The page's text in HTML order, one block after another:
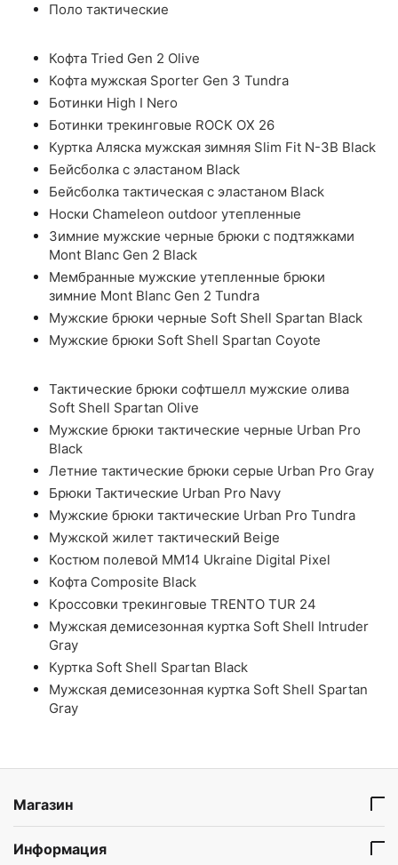
Поло тактические
Кофта Tried Gen 2 Olive
Кофта мужская Sporter Gen 3 Tundra
Ботинки High I Nero
Ботинки трекинговые ROCK OX 26
Куртка Аляска мужская зимняя Slim Fit N-3B Black
Бейсболка с эластаном Black
Бейсболка тактическая с эластаном Black
Носки Chameleon outdoor утепленные
Зимние мужские черные брюки с подтяжками
Mont Blanc Gen 2 Black
Мембранные мужские утепленные брюки
зимние Mont Blanc Gen 2 Tundra
Мужские брюки черные Soft Shell Spartan Black
Мужские брюки Soft Shell Spartan Coyote
Тактические брюки софтшелл мужские олива
Soft Shell Spartan Olive
Мужские брюки тактические черные Urban Pro
Black
Летние тактические брюки серые Urban Pro Gray
Брюки Тактические Urban Pro Navy
Мужские брюки тактические Urban Pro Tundra
Мужской жилет тактический Beige
Костюм полевой ММ14 Ukraine Digital Pixel
Кофта Composite Black
Кроссовки трекинговые TRENTO TUR 24
Мужская демисезонная куртка Soft Shell Intruder
Gray
Куртка Soft Shell Spartan Black
Мужская демисезонная куртка Soft Shell Spartan
Gray
Магазин
Информация